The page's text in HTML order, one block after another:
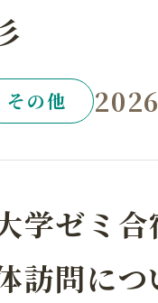
その他
学ゼミ
訪問につ